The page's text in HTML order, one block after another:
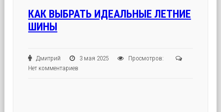
КАК ВЫБРАТЬ ИДЕАЛЬНЫЕ ЛЕТНИЕ
ШИНЫ
Дмитрий 3 мая 2025
Просмотров:
Нет комментариев